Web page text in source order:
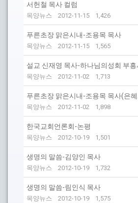
서헌철 목사 컬럼
목양뉴스 2012-11-15 1,426
푸른초장 맑은시내-조용목 목사
목양뉴스 2012-11-15 1,565
설교 신재영 목사-하나님의성회 부
목양뉴스 2012-11-02 1,713
푸른초장 맑은시내-조용목 목사(은
목양뉴스 2012-11-02 1,898
한국교회언론회-논평
목양뉴스 2012-10-19 1,501
생명의 말씀-김양인 목사
목양뉴스 2012-10-19 1,732
생명의 말씀-림인식 목사
목양뉴스 2012-10-19 1,575